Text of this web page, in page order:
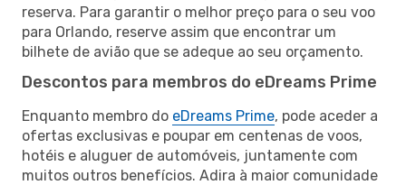
reserva. Para garantir o melhor preço para o seu voo
para Orlando, reserve assim que encontrar um
bilhete de avião que se adeque ao seu orçamento.
Descontos para membros do eDreams Prime
Enquanto membro do eDreams Prime, pode aceder a
ofertas exclusivas e poupar em centenas de voos,
hotéis e aluguer de automóveis, juntamente com
muitos outros benefícios. Adira à maior comunidade